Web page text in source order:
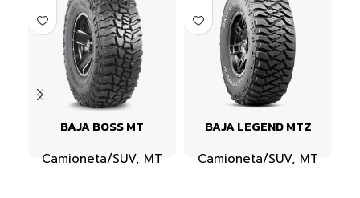
BAJA BOSS MT
Camioneta/SUV, MT
BAJA LEGEND MTZ
Camioneta/SUV, MT